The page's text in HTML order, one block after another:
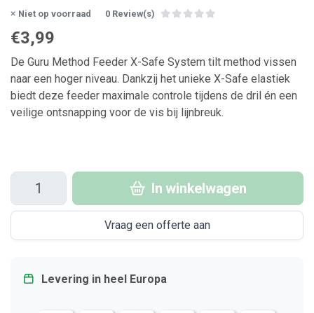
Niet op voorraad 0 Review(s)
€3,99
De Guru Method Feeder X-Safe System tilt method vissen
naar een hoger niveau. Dankzij het unieke X-Safe elastiek
biedt deze feeder maximale controle tijdens de dril én een
veilige ontsnapping voor de vis bij lijnbreuk.
In winkelwagen
Vraag een offerte aan
Levering in heel Europa